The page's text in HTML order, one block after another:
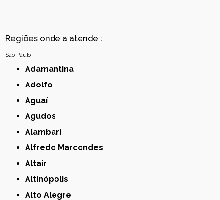
Regiões onde a atende :
São Paulo
Adamantina
Adolfo
Aguaí
Agudos
Alambari
Alfredo Marcondes
Altair
Altinópolis
Alto Alegre